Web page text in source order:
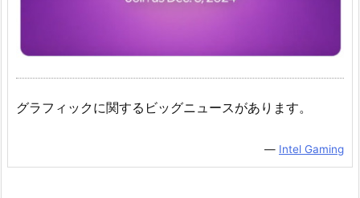
グラフィックに関するビッグニュースがあります。
― Intel Gaming